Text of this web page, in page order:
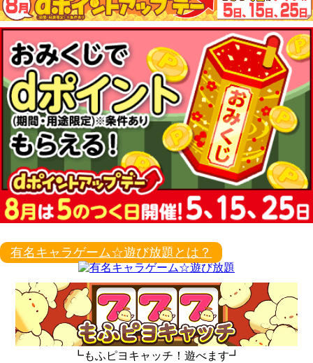
有名キャラゲーム☆遊び放題とは？
┗もふピヨキャッチ！遊べます┛